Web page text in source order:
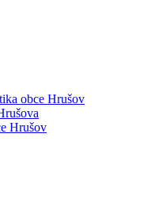
obce Hrušov
Hrušov